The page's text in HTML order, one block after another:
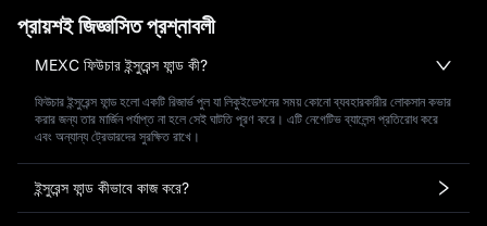
প্রায়শই জিজ্ঞাসিত প্রশ্নাবলী
MEXC ফিউচার ইন্সুরেন্স ফান্ড কী?
ফিউচার ইন্সুরেন্স ফান্ড হলো একটি রিজার্ভ পুল যা লিকুইডেশনের সময় কোনো ব্যবহারকারীর লোকসান কভার
করার জন্য তার মার্জিন পর্যাপ্ত না হলে সেই ঘাটতি পূরণ করে। এটি নেগেটিভ ব্যালেন্স প্রতিরোধ করে
এবং অন্যান্য ট্রেডারদের সুরক্ষিত রাখে।
ইন্সুরেন্স ফান্ড কীভাবে কাজ করে?